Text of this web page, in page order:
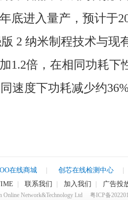
底进入量产，预计于
2 纳米制程技术与现
1.2倍，在相同功耗下
速度下功耗减少约
在线商城 创芯在线检测中心
联系我们 加入我们 广告投
Online Network&Technology Ltd 粤ICP备